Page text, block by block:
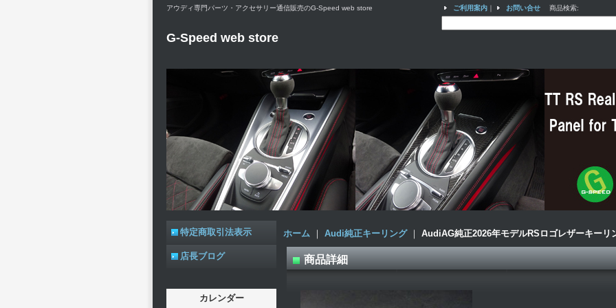
アウディ専門パーツ・アクセサリー通信販売のG-Speed web store
G-Speed web store
ご利用案内 ｜ お問い合せ 商品検索:
特定商取引法表示
店長ブログ
カレンダー
ホーム ｜ Audi純正キーリング｜ AudiAG純正2026年モデルRSロゴレザーキーリ
商品詳細